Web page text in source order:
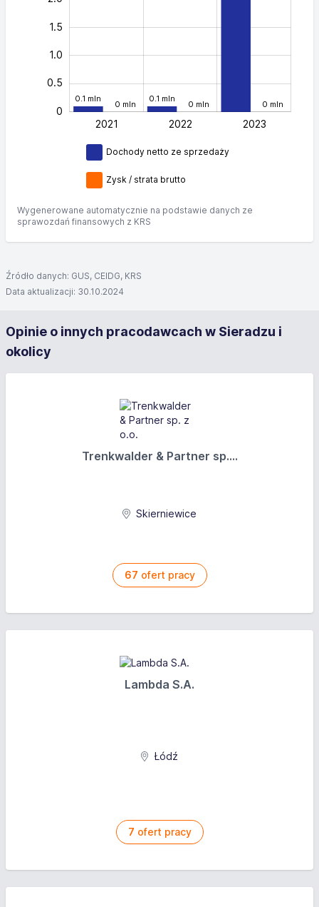
0.1 mln 0.1 mln
0 mln 0 mln 0 mln
0
0.5
1.0
1.5
L
2021 2022 2023
Dochody netto ze sprzedaży
Zysk / strata brutto
Wygenerowane automatycznie na podstawie danych ze
sprawozdań finansowych z KRS
Źródło danych: GUS, CEIDG, KRS
Data aktualizacji: 30.10.2024
Opinie o innych pracodawcach w Sieradzu i
okolicy
Trenkwalder & Partner sp....
Skierniewice
67 ofert pracy
Lambda S.A.
Łódź
7 ofert pracy